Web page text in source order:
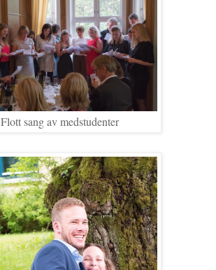
Flott sang av medstudenter